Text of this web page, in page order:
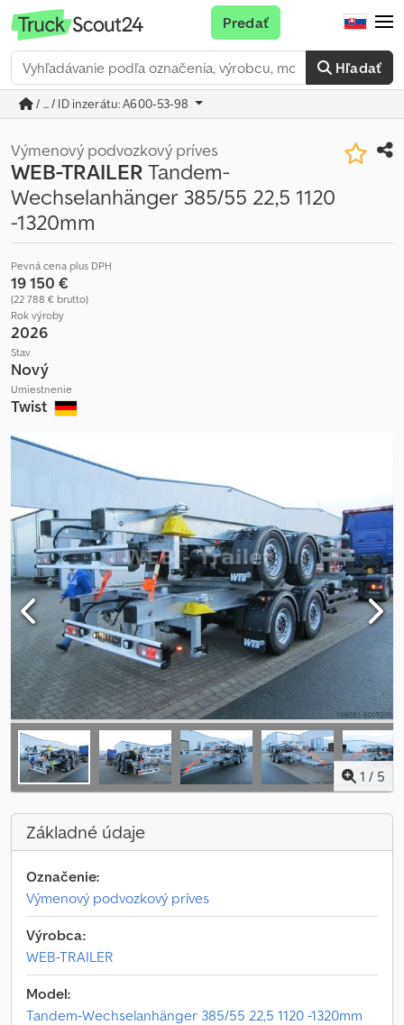
Hľadať
Predať
/ ... / ID inzerátu: A600-53-98
Výmenový podvozkový príves
WEB-TRAILERTandem-
Wechselanhänger 385/55 22,5 1120
-1320mm
Pevná cena plus DPH
19 150 €
(22 788 € brutto)
Rok výroby
2026
Stav
Nový
Umiestnenie
Twist
1 / 5
Základné údaje
Označenie:
Výmenový podvozkový príves
Výrobca:
WEB-TRAILER
Model:
Tandem-Wechselanhänger 385/55 22,5 1120 -1320mm